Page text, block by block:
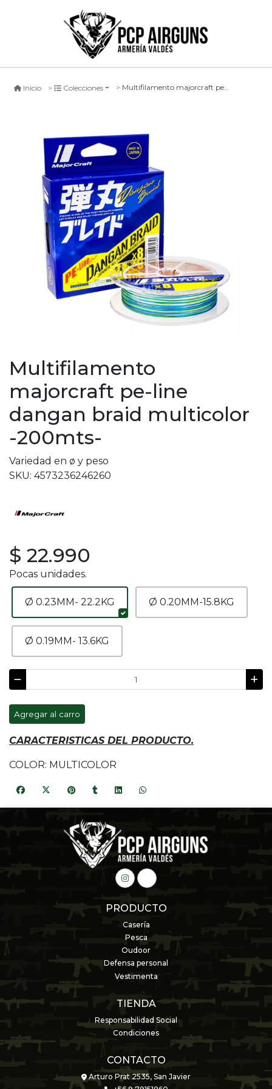
Inicio Colecciones Multifilamento majorcraft pe-line dangan braid multicolor -200mts-
Multifilamento
majorcraft pe-line
dangan braid multicolor
-200mts-
Variedad en ø y peso
SKU: 4573236246260
$ 22.990
Pocas unidades.
Ø 0.23MM- 22.2KG Ø 0.20MM-15.8KG
Ø 0.19MM- 13.6KG
Agregar al carro
CARACTERISTICAS DEL PRODUCTO.
COLOR: MULTICOLOR
PRODUCTO
Casería
Pesca
Oudoor
Defensa personal
Vestimenta
TIENDA
Responsabilidad Social
Condiciones
CONTACTO
Arturo Prat 2535, San Javier